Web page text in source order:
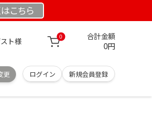
こちら
ト様 0 合計金額
0円
更 ログイン 新規会員登録